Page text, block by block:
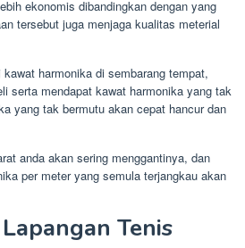
ekonomis dibandingkan dengan yang
tersebut juga menjaga kualitas meterial
harmonika di sembarang tempat,
serta mendapat kawat harmonika yang tak
yang tak bermutu akan cepat hancur dan
anda akan sering menggantinya, dan
per meter yang semula terjangkau akan
Tenis